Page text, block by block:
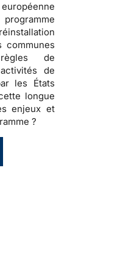
communes
de
de
les États
longue
enjeux et
?